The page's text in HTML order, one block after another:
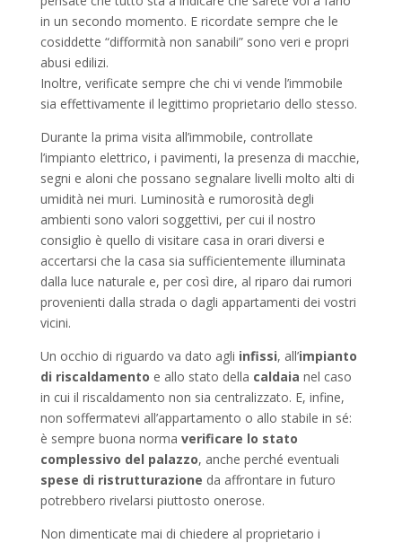
in un secondo momento. E ricordate sempre che le
cosiddette “difformità non sanabili” sono veri e propri
abusi edilizi.
Inoltre, verificate sempre che chi vi vende l’immobile
sia effettivamente il legittimo proprietario dello stesso.
Durante la prima visita all’immobile, controllate
l’impianto elettrico, i pavimenti, la presenza di macchie,
segni e aloni che possano segnalare livelli molto alti di
umidità nei muri. Luminosità e rumorosità degli
ambienti sono valori soggettivi, per cui il nostro
consiglio è quello di visitare casa in orari diversi e
accertarsi che la casa sia sufficientemente illuminata
dalla luce naturale e, per così dire, al riparo dai rumori
provenienti dalla strada o dagli appartamenti dei vostri
vicini.
Un occhio di riguardo va dato agli infissi, all’impianto
di riscaldamento e allo stato della caldaia nel caso
in cui il riscaldamento non sia centralizzato. E, infine,
non soffermatevi all’appartamento o allo stabile in sé:
è sempre buona norma verificare lo stato
complessivo del palazzo, anche perché eventuali
spese di ristrutturazione da affrontare in futuro
potrebbero rivelarsi piuttosto onerose.
Non dimenticate mai di chiedere al proprietario i